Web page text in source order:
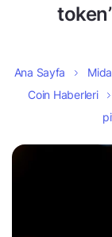
Ana Sayfa
Coin Haberleri